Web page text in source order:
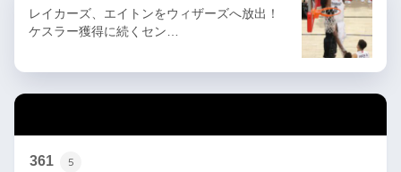
レイカーズ、エイトンをウィザーズへ放出！
ケスラー獲得に続くセン…
361 5